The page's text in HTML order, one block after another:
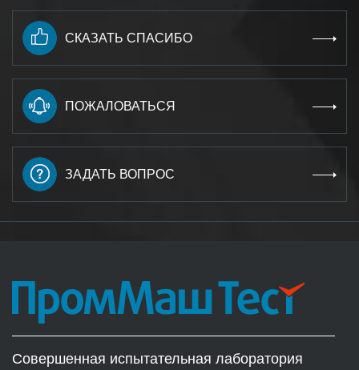
СКАЗАТЬ СПАСИБО
ПОЖАЛОВАТЬСЯ
ЗАДАТЬ ВОПРОС
Совершенная испытательная лаборатория